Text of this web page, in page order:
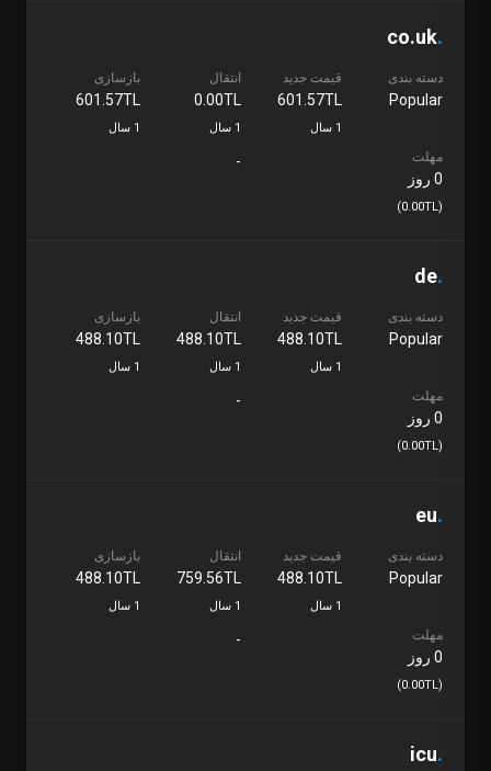
.
co.uk
دسته بندی
Popular
قیمت جدید
601.57TL
1 سال
انتقال
0.00TL
1 سال
بازسازی
601.57TL
1 سال
مهلت
0 روز
(0.00TL)
-
.
de
دسته بندی
Popular
قیمت جدید
488.10TL
1 سال
انتقال
488.10TL
1 سال
بازسازی
488.10TL
1 سال
مهلت
0 روز
(0.00TL)
-
.
eu
دسته بندی
Popular
قیمت جدید
488.10TL
1 سال
انتقال
759.56TL
1 سال
بازسازی
488.10TL
1 سال
مهلت
0 روز
(0.00TL)
-
.
icu